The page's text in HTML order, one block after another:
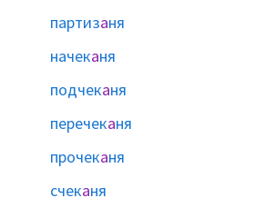
партизаня
начеканя
подчеканя
перечеканя
прочеканя
счеканя